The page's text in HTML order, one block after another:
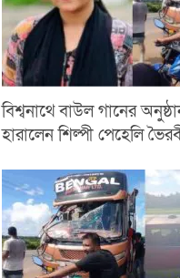
বিশ্বনাথে বাউল গানের
হারালেন শিল্পী পেহেলি